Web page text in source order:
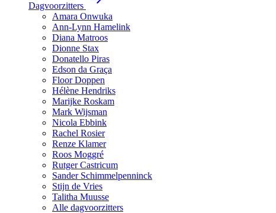
Dagvoorzitters
Amara Onwuka
Ann-Lynn Hamelink
Diana Matroos
Dionne Stax
Donatello Piras
Edson da Graça
Floor Doppen
Hélène Hendriks
Marijke Roskam
Mark Wijsman
Nicola Ebbink
Rachel Rosier
Renze Klamer
Roos Moggré
Rutger Castricum
Sander Schimmelpenninck
Stijn de Vries
Talitha Muusse
Alle dagvoorzitters